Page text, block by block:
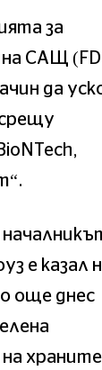
за
на САЩ
да
е казал
още днес